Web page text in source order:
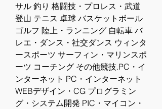
サル 釣り 格闘技・プロレス・武道
登山 テニス 卓球 バスケットボール
ゴルフ 陸上・ランニング 自転車 バ
レエ・ダンス・社交ダンス ウィンタ
ースポーツ サーフィン・マリンスポ
ーツ コーチング その他競技.PC・イ
ンターネット PC・インターネット
WEBデザイン・CG プログラミン
グ・システム開発 PIC・マイコン・